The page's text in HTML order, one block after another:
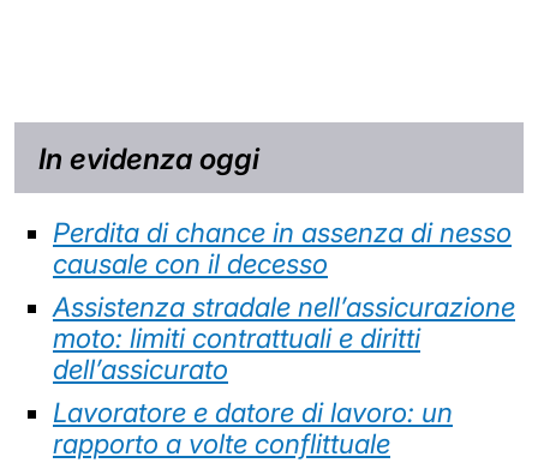
In evidenza oggi
Perdita di chance in assenza di nesso
causale con il decesso
Assistenza stradale nell’assicurazione
moto: limiti contrattuali e diritti
dell’assicurato
Lavoratore e datore di lavoro: un
rapporto a volte conflittuale